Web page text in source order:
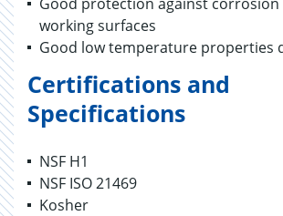
working surfaces
Good low temperature properties
Certifications and
Specifications
NSF H1
NSF ISO 21469
Kosher